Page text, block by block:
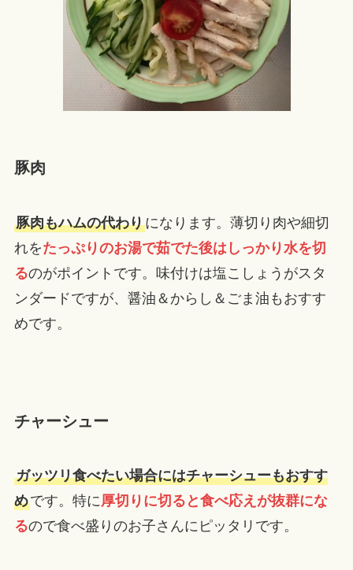
豚肉
豚肉もハムの代わりになります。薄切り肉や細切
れをたっぷりのお湯で茹でた後はしっかり水を切
るのがポイントです。味付けは塩こしょうがスタ
ンダードですが、醤油＆からし＆ごま油もおすす
めです。
チャーシュー
ガッツリ食べたい場合にはチャーシューもおすす
めです。特に厚切りに切ると食べ応えが抜群にな
るので食べ盛りのお子さんにピッタリです。